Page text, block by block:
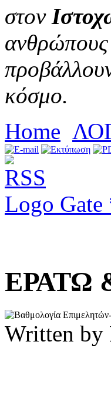
στον
ανθρώπους
κόσμο.
Home
Logo Gate
ΕΡΑΤΩ
Written